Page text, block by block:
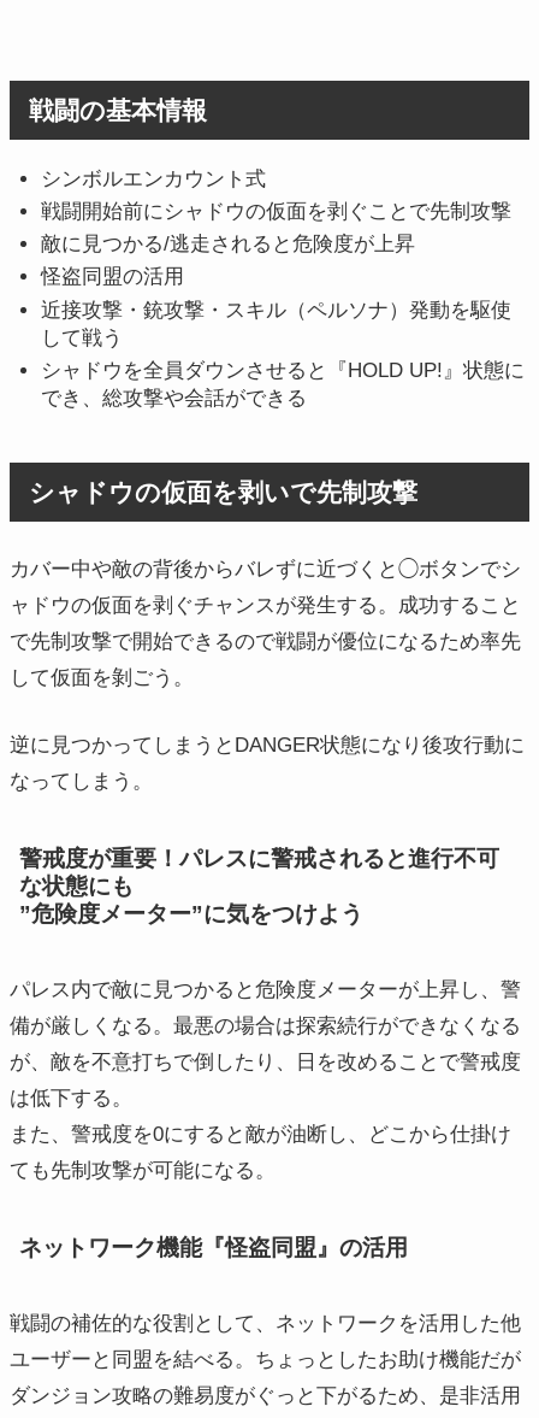
戦闘の基本情報
シンボルエンカウント式
戦闘開始前にシャドウの仮面を剥ぐことで先制攻撃
敵に見つかる/逃走されると危険度が上昇
怪盗同盟の活用
近接攻撃・銃攻撃・スキル（ペルソナ）発動を駆使
して戦う
シャドウを全員ダウンさせると『HOLD UP!』状態に
でき、総攻撃や会話ができる
シャドウの仮面を剥いで先制攻撃
カバー中や敵の背後からバレずに近づくと◯ボタンでシ
ャドウの仮面を剥ぐチャンスが発生する。成功すること
で先制攻撃で開始できるので戦闘が優位になるため率先
して仮面を剝ごう。
逆に見つかってしまうとDANGER状態になり後攻行動に
なってしまう。
警戒度が重要！パレスに警戒されると進行不可
な状態にも
”危険度メーター”に気をつけよう
パレス内で敵に見つかると危険度メーターが上昇し、警
備が厳しくなる。最悪の場合は探索続行ができなくなる
が、敵を不意打ちで倒したり、日を改めることで警戒度
は低下する。
また、警戒度を0にすると敵が油断し、どこから仕掛け
ても先制攻撃が可能になる。
ネットワーク機能『怪盗同盟』の活用
戦闘の補佐的な役割として、ネットワークを活用した他
ユーザーと同盟を結べる。ちょっとしたお助け機能だが
ダンジョン攻略の難易度がぐっと下がるため、是非活用